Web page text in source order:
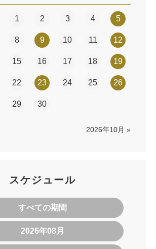
1 2 3 4 5
8 9 10 11 12
15 16 17 18 19
22 23 24 25 26
29 30
2026年10月 »
スケジュール
すべての期間
2026年08月